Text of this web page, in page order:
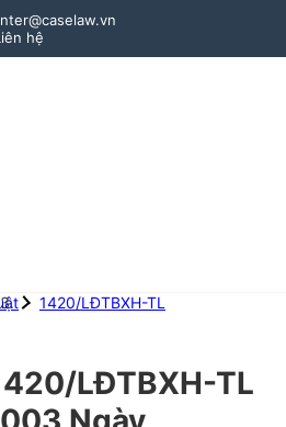
hệ
1420/LĐTBXH-TL
LĐTBXH-TL